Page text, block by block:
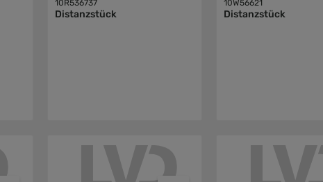
10R536737
Distanzstück
10W56621
Distanzstück